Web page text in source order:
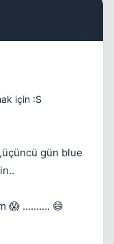
için :S
gün blue
😱 .......... 😄